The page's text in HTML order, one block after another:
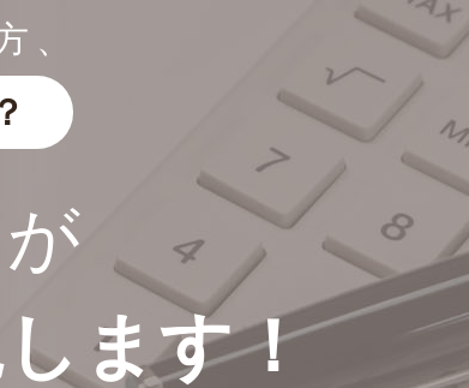
、
ます！